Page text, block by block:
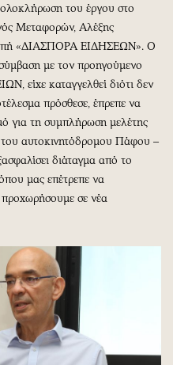
ολοκλήρωση του έργου στο
Μεταφορών, Αλέξης
«ΔΙΑΣΠΟΡΑ ΕΙΔΗΣΕΩΝ». Ο
με τον προηγούμενο
είχε καταγγελθεί διότι δεν
πρόσθεσε, έπρεπε να
για τη συμπλήρωση μελέτης
αυτοκινητόδρομου Πάφου –
διάταγμα από το
μας επέτρεπε να
προχωρήσουμε σε νέα